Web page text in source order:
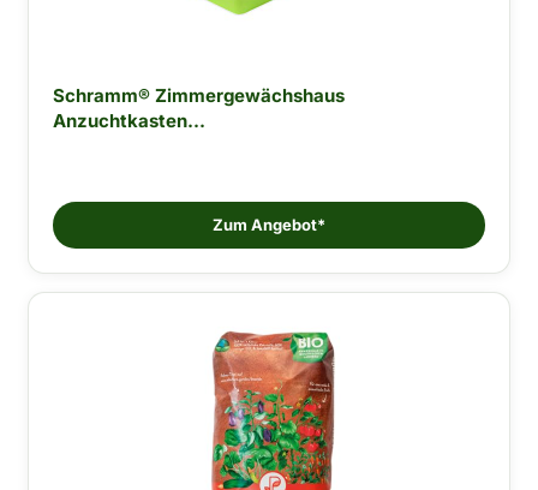
Schramm® Zimmergewächshaus
Anzuchtkasten...
Zum Angebot*